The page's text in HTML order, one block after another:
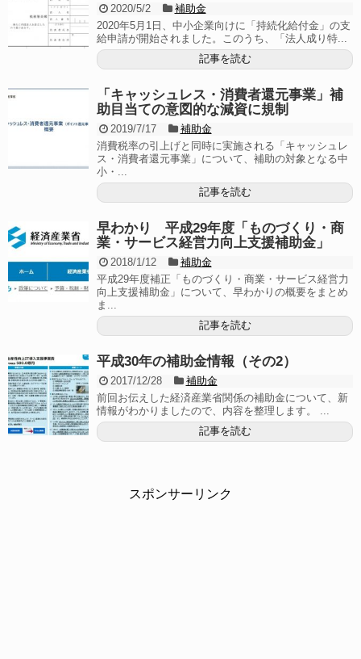
2020/5/2
補助金
2020年5月1日、中小企業向けに「持続化給付金」の支
給申請が開始されました。このうち、「法人成り特...
記事を読む
「キャッシュレス・消費者還元事業」補
助目当ての意図的な減資に規制
2019/7/17
補助金
消費税率の引上げと同時に実施される「キャッシュレ
ス・消費者還元事業」について、補助の対象となる中
小・...
記事を読む
早わかり 平成29年度「ものづくり・商
業・サービス経営力向上支援補助金」
2018/1/12
補助金
平成29年度補正「ものづくり・商業・サービス経営力
向上支援補助金」について、早わかりの概要をまとめ
ま...
記事を読む
平成30年の補助金情報（その2）
2017/12/28
補助金
前回お伝えした経済産業省関係の補助金について、新
情報がわかりましたので、内容を整理します。 ...
記事を読む
スポンサーリンク